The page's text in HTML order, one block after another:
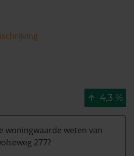
gestegen in de
Sinds 1993 is de woning totaal
Kadasterdata is de kans laag
is en dat er bespaard zou
belastingen. Met
u elk jaar op de hoogte van
en kansen op besparing.
4,3 %
woningwaarde weten van
277?